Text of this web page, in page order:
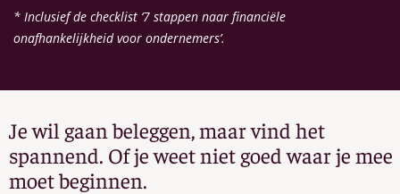
* Inclusief de checklist ‘7 stappen naar financiële
onafhankelijkheid voor ondernemers’.
Je wil gaan beleggen, maar vind het
spannend. Of je weet niet goed waar je mee
moet beginnen.